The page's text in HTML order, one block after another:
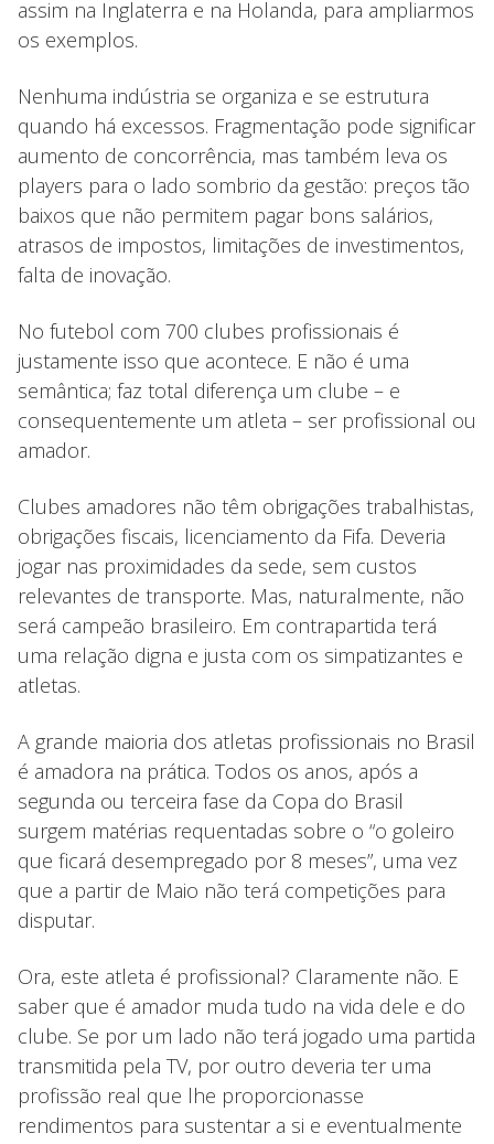
assim na Inglaterra e na Holanda, para ampliarmos
os exemplos.
Nenhuma indústria se organiza e se estrutura
quando há excessos. Fragmentação pode significar
aumento de concorrência, mas também leva os
players para o lado sombrio da gestão: preços tão
baixos que não permitem pagar bons salários,
atrasos de impostos, limitações de investimentos,
falta de inovação.
No futebol com 700 clubes profissionais é
justamente isso que acontece. E não é uma
semântica; faz total diferença um clube – e
consequentemente um atleta – ser profissional ou
amador.
Clubes amadores não têm obrigações trabalhistas,
obrigações fiscais, licenciamento da Fifa. Deveria
jogar nas proximidades da sede, sem custos
relevantes de transporte. Mas, naturalmente, não
será campeão brasileiro. Em contrapartida terá
uma relação digna e justa com os simpatizantes e
atletas.
A grande maioria dos atletas profissionais no Brasil
é amadora na prática. Todos os anos, após a
segunda ou terceira fase da Copa do Brasil
surgem matérias requentadas sobre o “o goleiro
que ficará desempregado por 8 meses”, uma vez
que a partir de Maio não terá competições para
disputar.
Ora, este atleta é profissional? Claramente não. E
saber que é amador muda tudo na vida dele e do
clube. Se por um lado não terá jogado uma partida
transmitida pela TV, por outro deveria ter uma
profissão real que lhe proporcionasse
rendimentos para sustentar a si e eventualmente